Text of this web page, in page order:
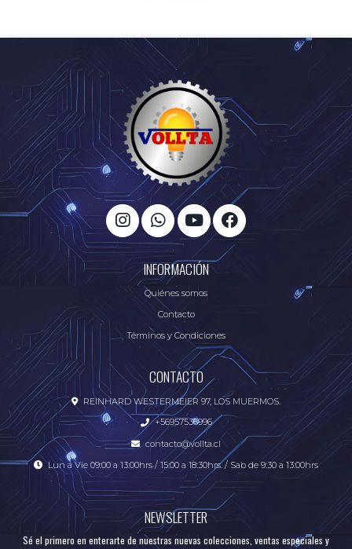
INFORMACIÓN
Quiénes somos
Contacto
Términos y Condiciones
CONTACTO
REINHARD WESTERMEIER 97, LOS MUERMOS.
+56957536996
contacto@vollta.cl
Lun a Vie 09:00 a 13:00hrs / 15:00 a 18:30hrs. / Sab de 9:30 a 13:00hrs
NEWSLETTER
Sé el primero en enterarte de nuestras nuevas colecciones, ventas especiales y